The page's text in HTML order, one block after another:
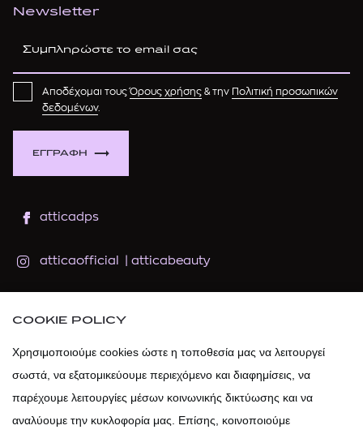
Newsletter
ΕΓΓΡΑΦΗ
Αποδέχομαι τουςΌρους χρήσης & την Πολιτική προσωπικών
δεδομένων.
atticadps
atticaofficial atticabeauty
atticadps
COOKIE POLICY
Χρησιμοποιούμε cookies ώστε η τοποθεσία μας να λειτουργεί
σωστά, να εξατομικεύουμε περιεχόμενο και διαφημίσεις, να
παρέχουμε λειτουργίες μέσων κοινωνικής δικτύωσης και να
αναλύουμε την κυκλοφορία μας. Επίσης, κοινοποιούμε